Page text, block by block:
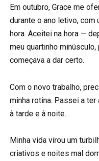
Em outubro, Grace me
durante o ano letivo,
hora. Aceitei na hora —
meu quartinho
começava a dar certo.
Com o novo trabalho,
minha rotina. Passei a ter
à tarde e à noite.
Minha vida virou um
criativos e noites mal